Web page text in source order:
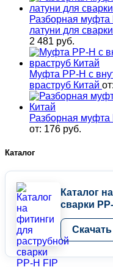
нар.
резьбой
нерж.
стали
A316L,
прокладки
EPDM
32
Италия
Разборная муфта
латуни для
2 481 руб.
Муфта PP-H с
враструб Китай от:
Разборная муфта
от: 176 руб.
Каталог
Каталог
сварки